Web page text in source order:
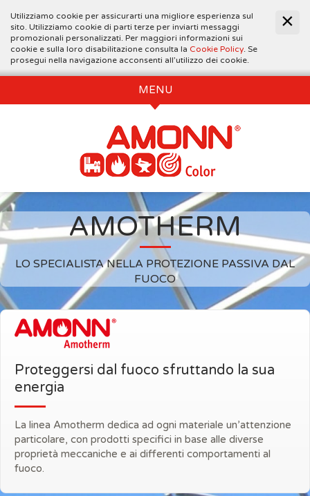
Utilizziamo cookie per assicurarti una migliore esperienza sul
sito. Utilizziamo cookie di parti terze per inviarti messaggi
promozionali personalizzati. Per maggiori informazioni sui
cookie e sulla loro disabilitazione consulta la Cookie Policy. Se
prosegui nella navigazione acconsenti all’utilizzo dei cookie.
MENU
AMOTHERM
LO SPECIALISTA NELLA PROTEZIONE PASSIVA DAL
FUOCO
Proteggersi dal fuoco sfruttando la sua
energia
La linea Amotherm dedica ad ogni materiale un’attenzione
particolare, con prodotti specifici in base alle diverse
proprietà meccaniche e ai differenti comportamenti al
fuoco.